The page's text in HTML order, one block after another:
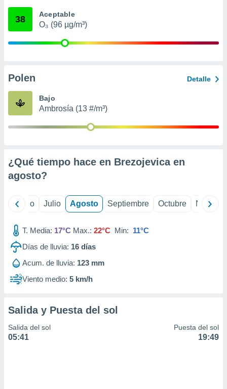
mediante
publicidad
de
38 Aceptable
O₃ (96 µg/m³)
Polen Detalle
Bajo
Ambrosía (13 #/m³)
¿Qué tiempo hace en Brezojevica en
agosto?
Junio Julio Agosto Septiembre Octubre
T. Media: 17°C Max.: 22°C Min: 11°C
Días de lluvia: 16 días
Acum. de lluvia: 123 mm
Viento medio: 5 km/h
Salida y Puesta del sol
Salida del sol
05:41
Puesta del sol
19:49